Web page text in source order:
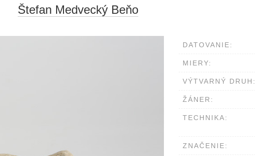
Štefan Medvecký Beňo
DATOVANIE:
MIERY:
VÝTVARNÝ DRUH:
ŽÁNER:
TECHNIKA:
ZNAČENIE: